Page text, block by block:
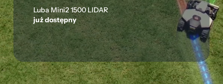
Luba Mini2 1500 LIDAR
już dostępny